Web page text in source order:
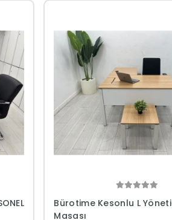
Bürotime Kesonlu L
Masası